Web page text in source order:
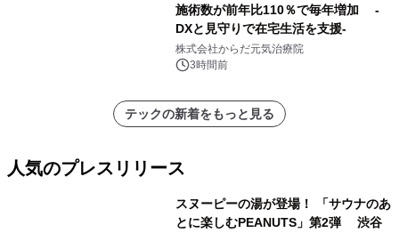
施術数が前年比110％で毎年増加 -
DXと見守りで在宅生活を支援-
株式会社からだ元気治療院
3時間前
テックの新着をもっと見る
人気のプレスリリース
スヌーピーの湯が登場！ 「サウナのあ
とに楽しむPEANUTS」第2弾 渋谷